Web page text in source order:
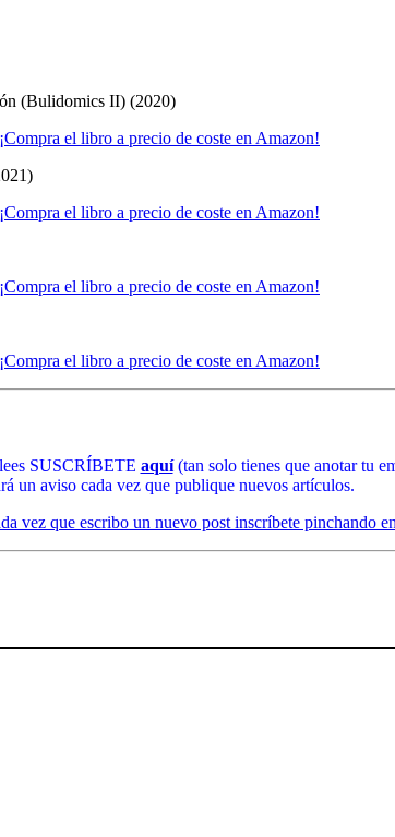
(Bulidomics II) (2020)
SUSCRÍBETE aquí(tan solo tienes que anotar tu
un aviso cada vez que publique nuevos artículos.